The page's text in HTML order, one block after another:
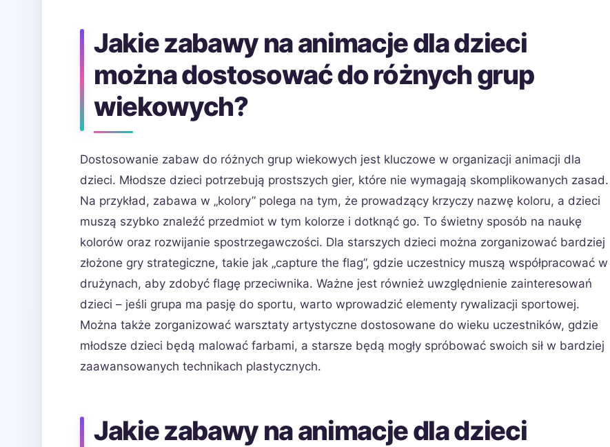
Jakie zabawy na animacje dla dzieci
można dostosować do różnych grup
wiekowych?
Dostosowanie zabaw do różnych grup wiekowych jest kluczowe w organizacji animacji dla
dzieci. Młodsze dzieci potrzebują prostszych gier, które nie wymagają skomplikowanych zasad.
Na przykład, zabawa w „kolory” polega na tym, że prowadzący krzyczy nazwę koloru, a dzieci
muszą szybko znaleźć przedmiot w tym kolorze i dotknąć go. To świetny sposób na naukę
kolorów oraz rozwijanie spostrzegawczości. Dla starszych dzieci można zorganizować bardziej
złożone gry strategiczne, takie jak „capture the flag”, gdzie uczestnicy muszą współpracować w
drużynach, aby zdobyć flagę przeciwnika. Ważne jest również uwzględnienie zainteresowań
dzieci – jeśli grupa ma pasję do sportu, warto wprowadzić elementy rywalizacji sportowej.
Można także zorganizować warsztaty artystyczne dostosowane do wieku uczestników, gdzie
młodsze dzieci będą malować farbami, a starsze będą mogły spróbować swoich sił w bardziej
zaawansowanych technikach plastycznych.
Jakie zabawy na animacje dla dzieci